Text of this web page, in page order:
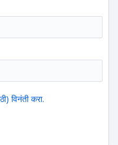
विनंती करा.